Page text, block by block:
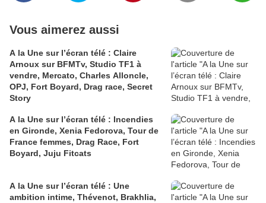
Vous aimerez aussi
A la Une sur l’écran télé : Claire
Arnoux sur BFMTv, Studio TF1 à
vendre, Mercato, Charles Alloncle,
OPJ, Fort Boyard, Drag race, Secret
Story
A la Une sur l’écran télé : Incendies
en Gironde, Xenia Fedorova, Tour de
France femmes, Drag Race, Fort
Boyard, Juju Fitcats
A la Une sur l’écran télé : Une
ambition intime, Thévenot, Brakhlia,